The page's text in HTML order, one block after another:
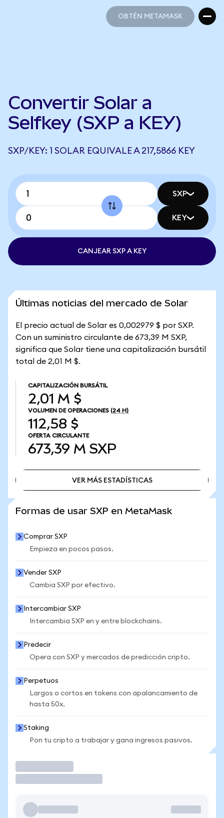
OBTÉN METAMASK
Convertir Solar a
Selfkey (SXP a KEY)
SXP/KEY: 1 SOLAR EQUIVALE A 217,5866 KEY
SXP
KEY
CANJEAR SXP A KEY
Últimas noticias del mercado de Solar
El precio actual de Solar es 0,002979 $ por SXP.
Con un suministro circulante de 673,39 M SXP,
significa que Solar tiene una capitalización bursátil
total de 2,01 M $.
CAPITALIZACIÓN BURSÁTIL
2,01 M $
VOLUMEN DE OPERACIONES (24 H)
112,58 $
OFERTA CIRCULANTE
673,39 M SXP
VER MÁS ESTADÍSTICAS
Formas de usar SXP en MetaMask
Comprar SXP
Empieza en pocos pasos.
Vender SXP
Cambia SXP por efectivo.
Intercambiar SXP
Intercambia SXP en y entre blockchains.
Predecir
Opera con SXP y mercados de predicción cripto.
Perpetuos
Largos o cortos en tokens con apalancamiento de
hasta 50x.
Staking
Pon tu cripto a trabajar y gana ingresos pasivos.